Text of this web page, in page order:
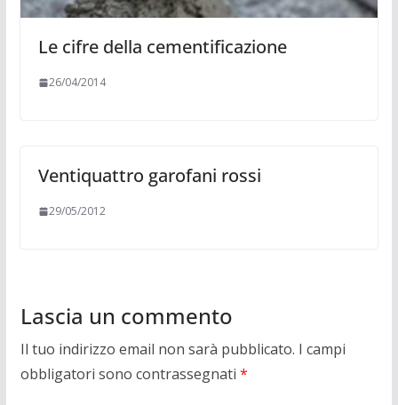
Le cifre della cementificazione
26/04/2014
Ventiquattro garofani rossi
29/05/2012
Lascia un commento
Il tuo indirizzo email non sarà pubblicato. I campi
obbligatori sono contrassegnati *